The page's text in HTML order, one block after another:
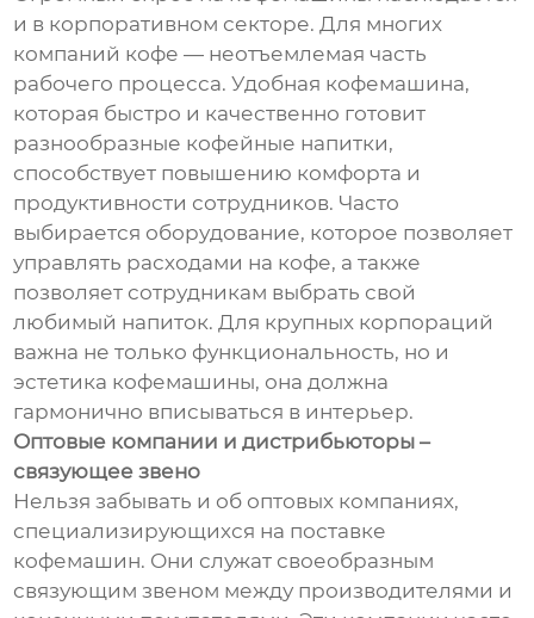
и в корпоративном секторе. Для многих
компаний кофе — неотъемлемая часть
рабочего процесса. Удобная кофемашина,
которая быстро и качественно готовит
разнообразные кофейные напитки,
способствует повышению комфорта и
продуктивности сотрудников. Часто
выбирается оборудование, которое позволяет
управлять расходами на кофе, а также
позволяет сотрудникам выбрать свой
любимый напиток. Для крупных корпораций
важна не только функциональность, но и
эстетика кофемашины, она должна
гармонично вписываться в интерьер.
Оптовые компании и дистрибьюторы –
связующее звено
Нельзя забывать и об оптовых компаниях,
специализирующихся на поставке
кофемашин. Они служат своеобразным
связующим звеном между производителями и